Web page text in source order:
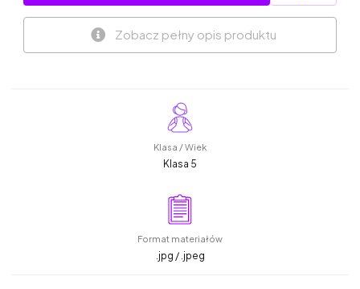
Zobacz pełny opis produktu
Klasa / Wiek
Klasa 5
Format materiałów
.jpg / .jpeg